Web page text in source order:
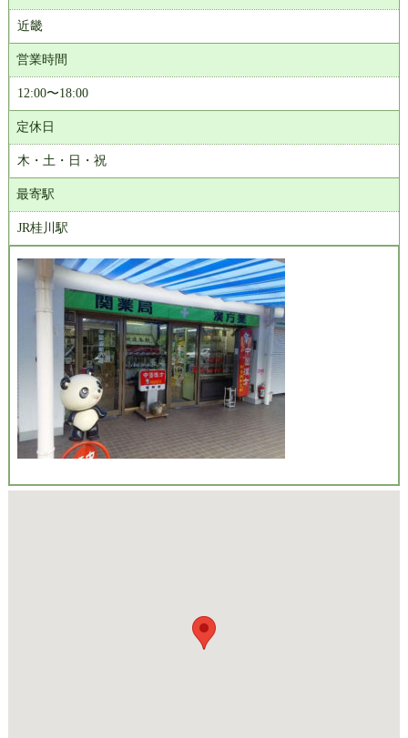
近畿
営業時間
12:00〜18:00
定休日
木・土・日・祝
最寄駅
JR桂川駅